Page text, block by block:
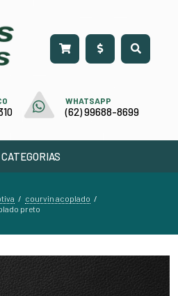
WHATSAPP
(62) 99688-8699
CATEGORIAS
/ courvin acoplado /
preto